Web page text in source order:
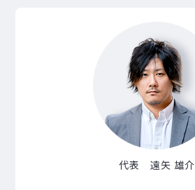
代表 遠矢 雄介